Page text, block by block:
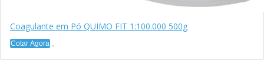
Coagulante em Pó QUIMO FIT 1:100.000 500g
Cotar Agora